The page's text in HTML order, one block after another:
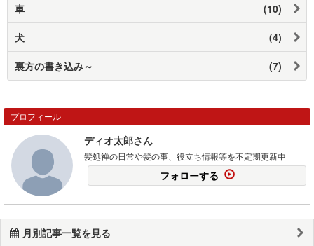
車 (10)
犬 (4)
裏方の書き込み～ (7)
プロフィール
ディオ太郎さん
髪処禅の日常や髪の事、役立ち情報等を不定期更新中
フォローする
月別記事一覧を見る